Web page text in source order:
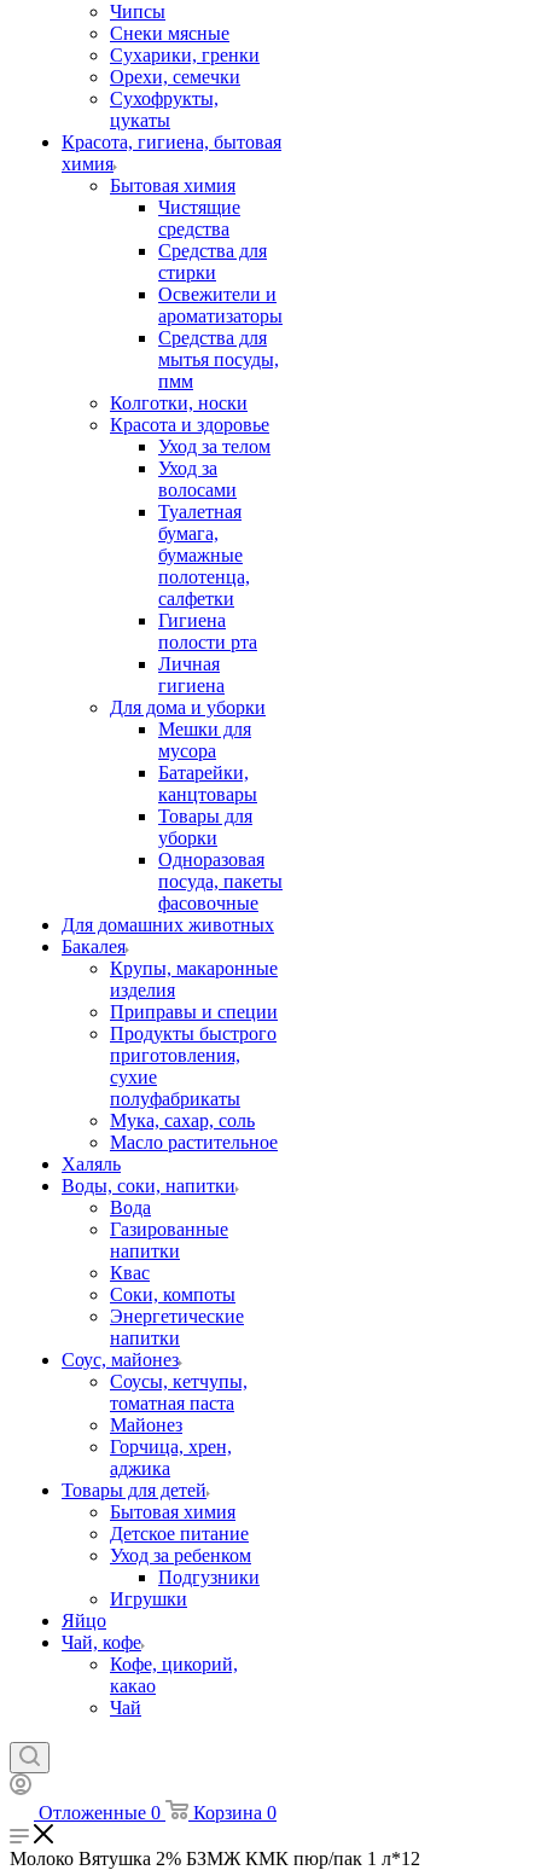
Чипсы
Снеки мясные
Сухарики, гренки
Орехи, семечки
Сухофрукты,
цукаты
Красота, гигиена, бытовая
химия
Бытовая химия
Чистящие
средства
Средства для
стирки
Освежители и
ароматизаторы
Средства для
мытья посуды,
пмм
Колготки, носки
Красота и здоровье
Уход за телом
Уход за
волосами
Туалетная
бумага,
бумажные
полотенца,
салфетки
Гигиена
полости рта
Личная
гигиена
Для дома и уборки
Мешки для
мусора
Батарейки,
канцтовары
Товары для
уборки
Одноразовая
посуда, пакеты
фасовочные
Для домашних животных
Бакалея
Крупы, макаронные
изделия
Приправы и специи
Продукты быстрого
приготовления,
сухие
полуфабрикаты
Мука, сахар, соль
Масло растительное
Халяль
Воды, соки, напитки
Вода
Газированные
напитки
Квас
Соки, компоты
Энергетические
напитки
Соус, майонез
Соусы, кетчупы,
томатная паста
Майонез
Горчица, хрен,
аджика
Товары для детей
Бытовая химия
Детское питание
Уход за ребенком
Подгузники
Игрушки
Яйцо
Чай, кофе
Кофе, цикорий,
какао
Чай
Отложенные 0 Корзина 0
Молоко Вятушка 2% БЗМЖ КМК пюр/пак 1 л*12